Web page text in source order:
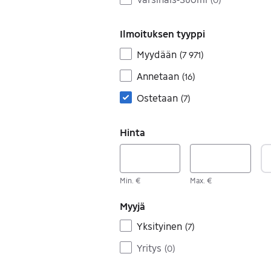
Ilmoituksen tyyppi
Myydään (7 971)
Annetaan (16)
Ostetaan (7)
Hinta
Min. € Max. €
Myyjä
Yksityinen (7)
Yritys (0)